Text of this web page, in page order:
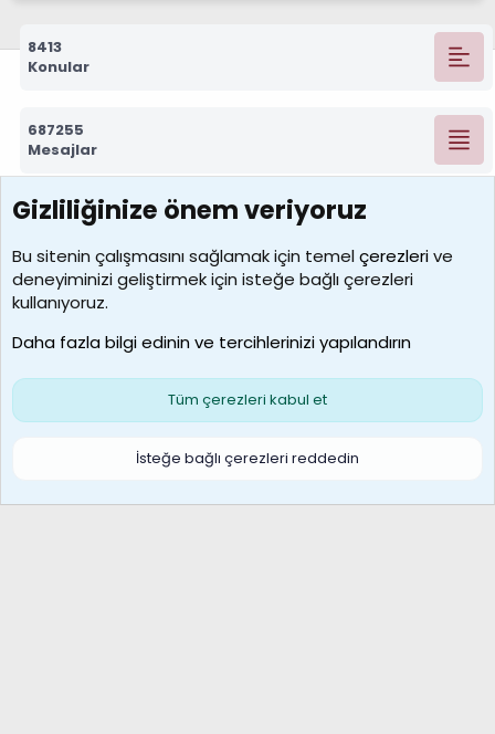
8413
Konular
687255
Mesajlar
7388
Kullanıcılar
borabekirogluu
Son üye
Çerezler
S
Gizliliğinize önem veriyoruz
Bu sitenin çalışmasını sağlamak için temelçerezlerive
deneyiminizi geliştirmek için isteğe bağlı çerezleri
kullanıyoruz.
Daha fazla bilgi edinin ve tercihlerinizi yapılandırın
Tüm çerezleri kabul et
İsteğe bağlı çerezleri reddedin